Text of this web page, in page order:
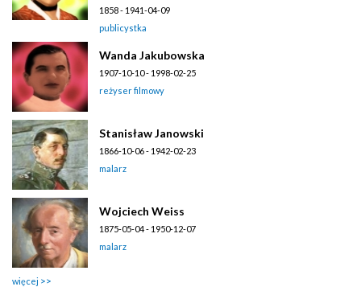
1858 - 1941-04-09
publicystka
Wanda Jakubowska
1907-10-10 - 1998-02-25
reżyser filmowy
Stanisław Janowski
1866-10-06 - 1942-02-23
malarz
Wojciech Weiss
1875-05-04 - 1950-12-07
malarz
więcej